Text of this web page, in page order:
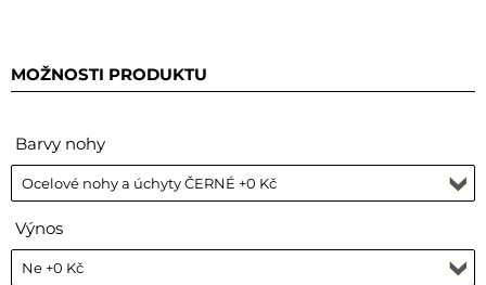
MOŽNOSTI PRODUKTU
Barvy nohy
Výnos